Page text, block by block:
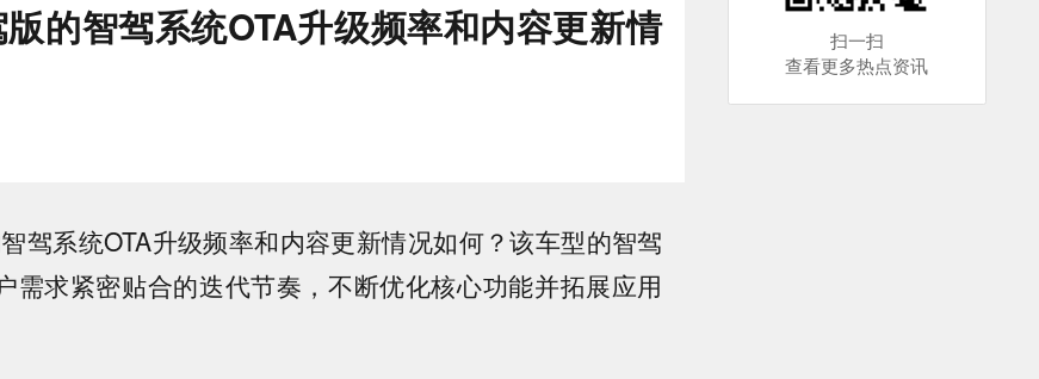
的智驾系统OTA升级频率和内容更新情
驾系统OTA升级频率和内容更新情况如何？该车型的智驾
需求紧密贴合的迭代节奏，不断优化核心功能并拓展应用
扫一扫
查看更多热点资讯